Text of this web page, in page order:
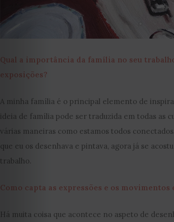
Cookies
Qual a importância da família no seu
exposições?
A minha família é o principal elemento de
ideia de família pode ser traduzida em todas as
várias maneiras como estamos todos
que eu os desenhava e pintava, agora já se
trabalho.
Como capta as expressões e os
Há muita coisa que acontece no aspeto de